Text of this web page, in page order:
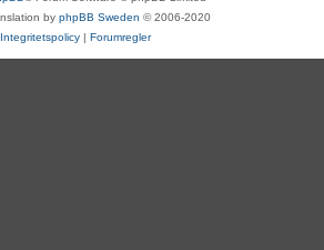
by phpBB Sweden © 2006-2020
Integritetspolicy | Forumregler